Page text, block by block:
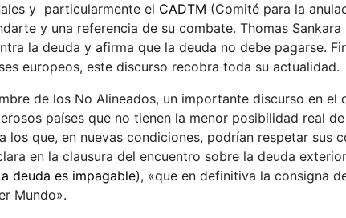
y particularmente el CADTM (Comité para la
y una referencia de su combate. Thomas
la deuda y afirma que la deuda no debe pagarse.
europeos, este discurso recobra toda su actualidad.
de los No Alineados, un importante discurso en el
países que no tienen la menor posibilidad real
que, en nuevas condiciones, podrían respetar sus
en la clausura del encuentro sobre la deuda
deuda es impagable), «que en definitiva la consigna
Mundo».